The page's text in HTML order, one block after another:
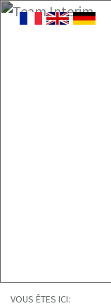
VOUS ÊTES ICI: